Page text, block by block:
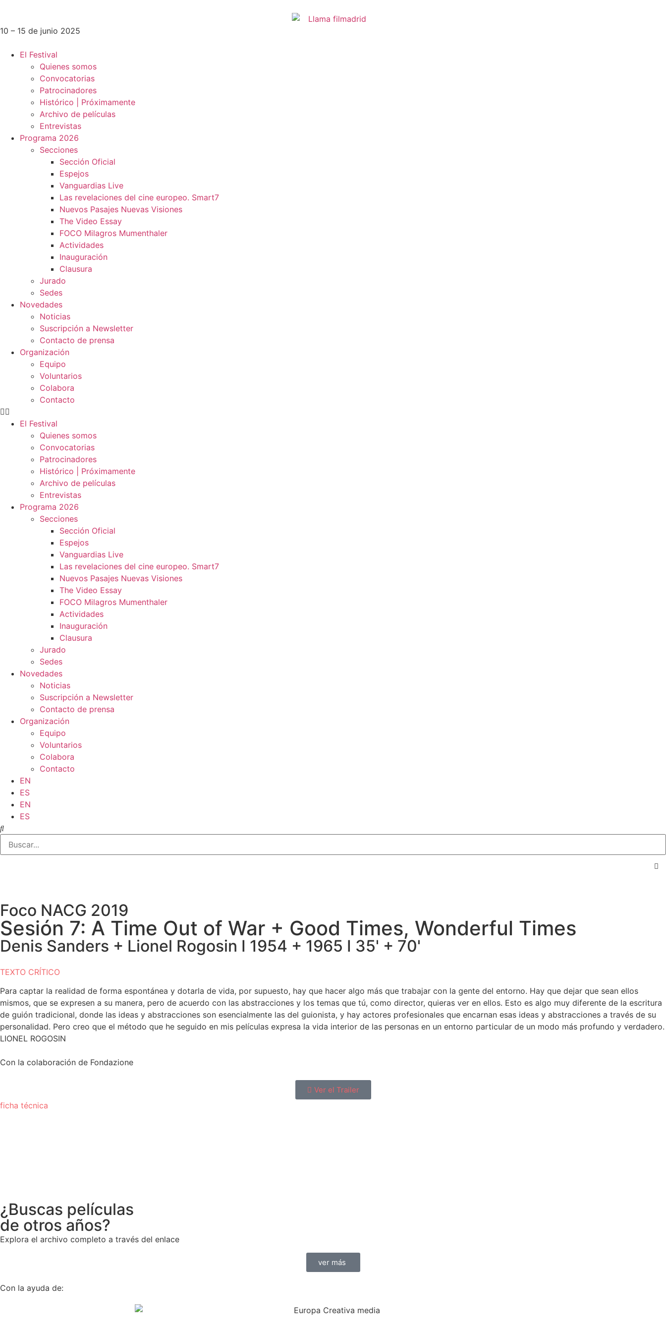
10 – 15 de junio 2025
El Festival
Quienes somos
Convocatorias
Patrocinadores
Histórico | Próximamente
Archivo de películas
Entrevistas
Programa 2026
Secciones
Sección Oficial
Espejos
Vanguardias Live
Las revelaciones del cine europeo. Smart7
Nuevos Pasajes Nuevas Visiones
The Video Essay
FOCO Milagros Mumenthaler
Actividades
Inauguración
Clausura
Jurado
Sedes
Novedades
Noticias
Suscripción a Newsletter
Contacto de prensa
Organización
Equipo
Voluntarios
Colabora
Contacto
El Festival
Quienes somos
Convocatorias
Patrocinadores
Histórico | Próximamente
Archivo de películas
Entrevistas
Programa 2026
Secciones
Sección Oficial
Espejos
Vanguardias Live
Las revelaciones del cine europeo. Smart7
Nuevos Pasajes Nuevas Visiones
The Video Essay
FOCO Milagros Mumenthaler
Actividades
Inauguración
Clausura
Jurado
Sedes
Novedades
Noticias
Suscripción a Newsletter
Contacto de prensa
Organización
Equipo
Voluntarios
Colabora
Contacto
EN
ES
EN
ES
Foco NACG 2019
Sesión 7: A Time Out of War + Good Times, Wonderful Times
Denis Sanders + Lionel Rogosin I 1954 + 1965 I 35' + 70'
TEXTO CRÍTICO
Para captar la realidad de forma espontánea y dotarla de vida, por supuesto, hay que hacer algo más que trabajar con la gente del entorno. Hay que dejar que sean ellos
mismos, que se expresen a su manera, pero de acuerdo con las abstracciones y los temas que tú, como director, quieras ver en ellos. Esto es algo muy diferente de la escritura
de guión tradicional, donde las ideas y abstracciones son esencialmente las del guionista, y hay actores profesionales que encarnan esas ideas y abstracciones a través de su
personalidad. Pero creo que el método que he seguido en mis películas expresa la vida interior de las personas en un entorno particular de un modo más profundo y verdadero.
LIONEL ROGOSIN
Con la colaboración de Fondazione
Ver el Trailer
ficha técnica
¿Buscas películas
de otros años?
Explora el archivo completo a través del enlace
ver más
Con la ayuda de: